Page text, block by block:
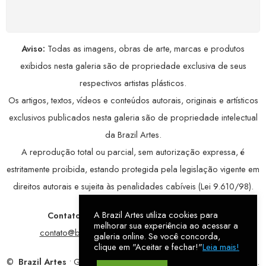
Aviso: Todas as imagens, obras de arte, marcas e produtos
exibidos nesta galeria são de propriedade exclusiva de seus
respectivos artistas plásticos.
Os artigos, textos, vídeos e conteúdos autorais, originais e artísticos
exclusivos publicados nesta galeria são de propriedade intelectual
da Brazil Artes.
A reprodução total ou parcial, sem autorização expressa, é
estritamente proibida, estando protegida pela legislação vigente em
direitos autorais e sujeita às penalidades cabíveis (Lei 9.610/98).
Contatos: WhatsApp:79 9998-1221/ E-mail:
contato@brazilartes.com/ Instagram:@brazilartes
© Brazil Artes • Galeria Online.9 anosde história (2017 – 2026).
A Brazil Artes utiliza cookies para
melhorar sua experiência ao acessar a
galeria online. Se você concorda,
clique em "Aceitar e fechar!"Leia mais!